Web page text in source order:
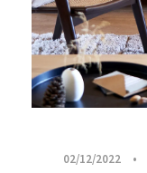
02/12/2022 •